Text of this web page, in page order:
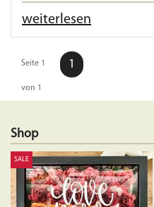
weiterlesen
Seite 1
von 1
1
Shop
SALE